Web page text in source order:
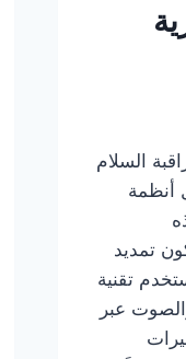
السلام
أنظمة
تمديد
تقنية
عبر